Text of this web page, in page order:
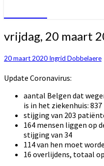
vrijdag,
20
2020
vrijdag, 20 maart
20 maart 2020 Ingrid Dobbelaere
Update Coronavirus:
aantal Belgen dat
is in het ziekenhuis: 837
stijging van 203
164 mensen liggen op
stijging van 34
114 van hen moet
16 overlijdens, totaal